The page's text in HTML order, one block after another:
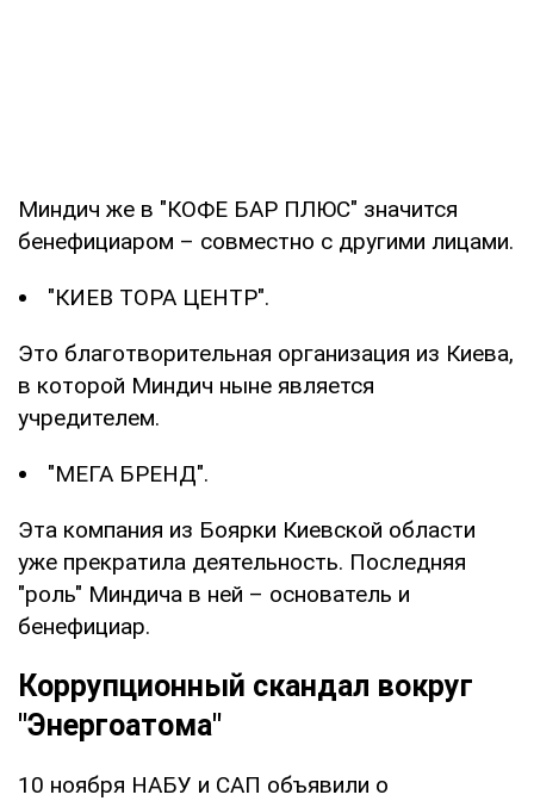
Миндич же в "КОФЕ БАР ПЛЮС" значится
бенефициаром – совместно с другими лицами.
"КИЕВ ТОРА ЦЕНТР".
Это благотворительная организация из Киева,
в которой Миндич ныне является
учредителем.
"МЕГА БРЕНД".
Эта компания из Боярки Киевской области
уже прекратила деятельность. Последняя
"роль" Миндича в ней – основатель и
бенефициар.
Коррупционный скандал вокруг
"Энергоатома"
10 ноября НАБУ и САП объявили о